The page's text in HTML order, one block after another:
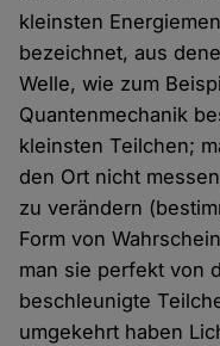
kleinsten
bezeichnet, aus
Welle, wie zum
Quantenmechanik
kleinsten Teilchen;
den Ort nicht
zu verändern
Form von
man sie perfekt von
beschleunigte
umgekehrt haben